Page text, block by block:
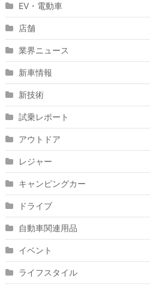
EV・電動車
店舗
業界ニュース
新車情報
新技術
試乗レポート
アウトドア
レジャー
キャンピングカー
ドライブ
自動車関連用品
イベント
ライフスタイル